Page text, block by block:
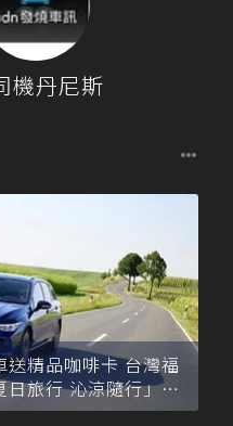
機丹尼斯
送精品咖啡卡 台灣福
日旅行 沁涼隨行」活